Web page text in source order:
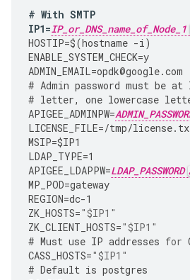
# With SMTP
IP1=IP_or_DNS_name_of_Node_1
HOSTIP=$(hostname -i)
ENABLE_SYSTEM_CHECK=y
ADMIN_EMAIL=opdk@google.com
# Admin password must be at
# letter, one lowercase
APIGEE_ADMINPW=
LICENSE_FILE=/tmp/
MSIP=$IP1
LDAP_TYPE=1
APIGEE_LDAPPW=LDAP_PASSWORD
MP_POD=gateway
REGION=dc-1
ZK_HOSTS="$IP1"
ZK_CLIENT_HOSTS="$IP1"
# Must use IP addresses for
CASS_HOSTS="$IP1"
# Default is postgres